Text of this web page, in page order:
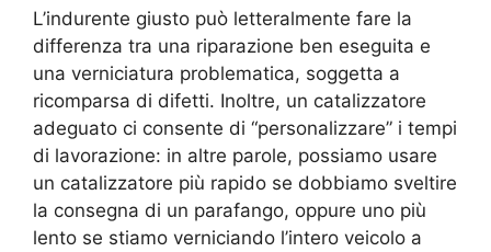
L’indurente giusto può letteralmente fare la
differenza tra una riparazione ben eseguita e
una verniciatura problematica, soggetta a
ricomparsa di difetti. Inoltre, un catalizzatore
adeguato ci consente di “personalizzare” i tempi
di lavorazione: in altre parole, possiamo usare
un catalizzatore più rapido se dobbiamo sveltire
la consegna di un parafango, oppure uno più
lento se stiamo verniciando l’intero veicolo a